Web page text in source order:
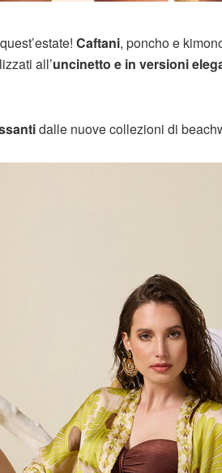
Caftani, poncho e
all’uncinetto e in versioni
dalle nuove collezioni di